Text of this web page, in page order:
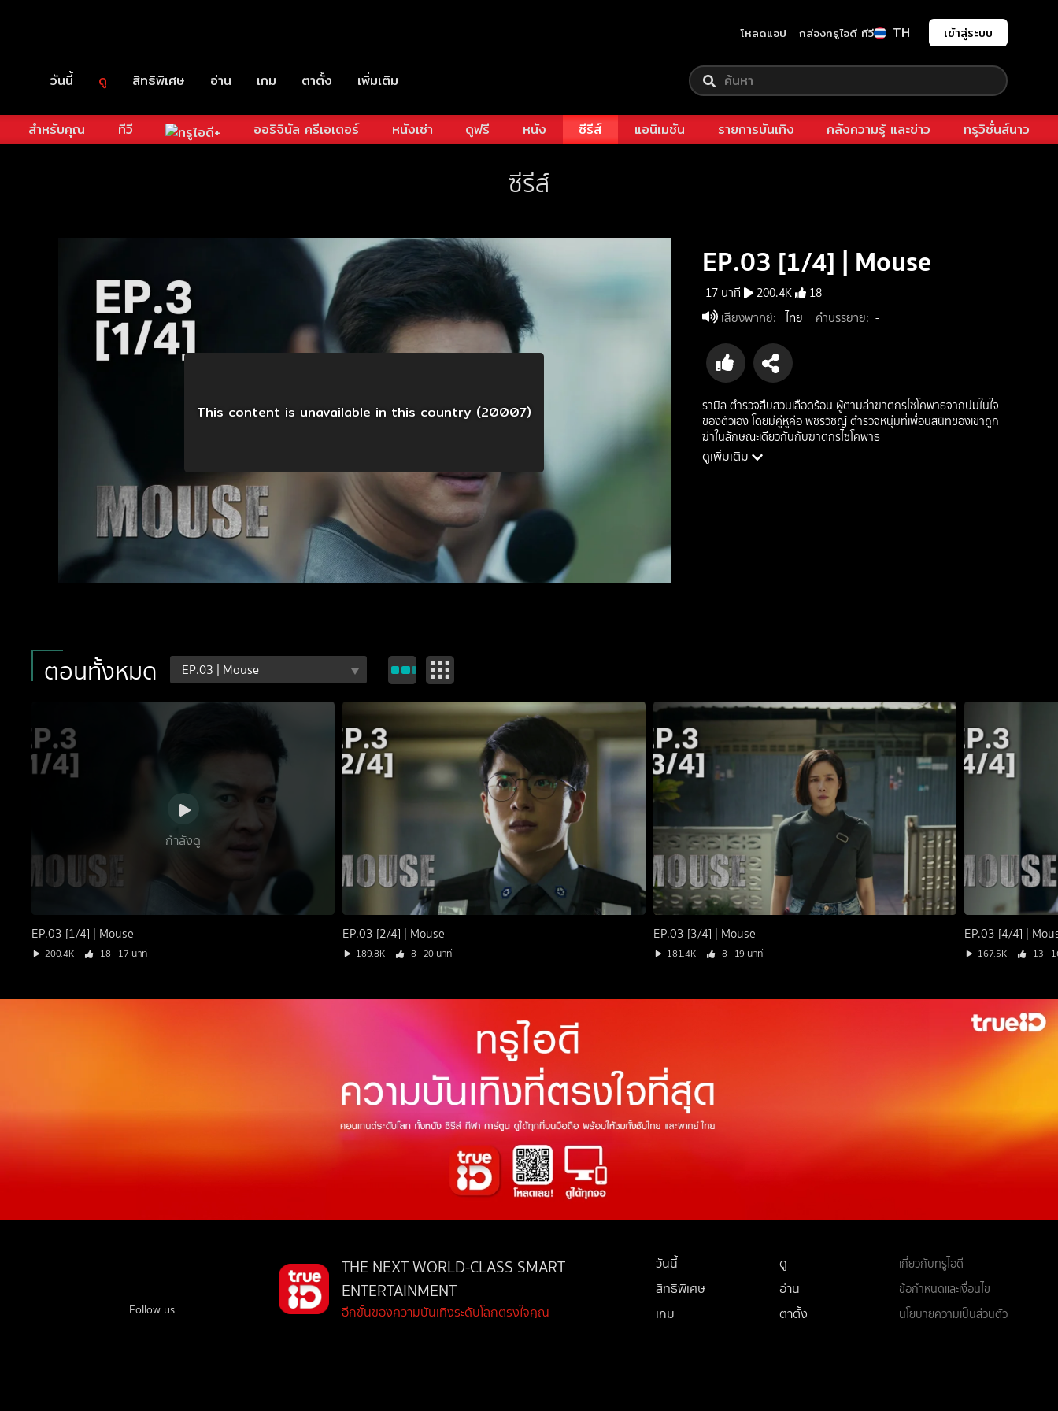
โหลดแอป กล่องทรูไอดี ทีวี TH เข้าสู่ระบบ
วันนี้ ดู สิทธิพิเศษ อ่าน เกม ตาตั้ง เพิ่มเติม
สำหรับคุณ ทีวี ออริจินัล ครีเอเตอร์ หนังเช่า ดูฟรี หนัง ซีรีส์ แอนิเมชัน รายการบันเทิง คลังความรู้ และข่าว ทรูวิชั่นส์นาว
ซีรีส์
This content is unavailable in this country (20007)
EP.03 [1/4] | Mouse
17 นาที 200.4K
18
เสียงพากย์: ไทย คำบรรยาย: -
รามิล ตำรวจสืบสวนเลือดร้อน ผู้ตามล่าฆาตกรไซโคพาธจากปมในใจ
ของตัวเอง โดยมีคู่หูคือ พชรวิชญ์ ตำรวจหนุ่มที่เพื่อนสนิทของเขาถูก
ฆ่าในลักษณะเดียวกันกับฆาตกรไซโคพาธ
ดูเพิ่มเติม
ตอนทั้งหมด
กำลังดู
EP.03 [1/4] | Mouse
200.4K 18 17 นาที
EP.03 [2/4] | Mouse
189.8K 8 20 นาที
EP.03 [3/4] | Mouse
181.4K 8 19 นาที
EP.03 [4/4] |
167.5K 13
Follow us
THE NEXT WORLD-CLASS SMART
ENTERTAINMENT
อีกขั้นของความบันเทิงระดับโลกตรงใจคุณ
วันนี้
ดู
สิทธิพิเศษ
อ่าน
เกม
ตาตั้ง
เกี่ยวกับทรูไอดี
ข้อกำหนดและเงื่อนไข
นโยบายความเป็นส่วนตัว